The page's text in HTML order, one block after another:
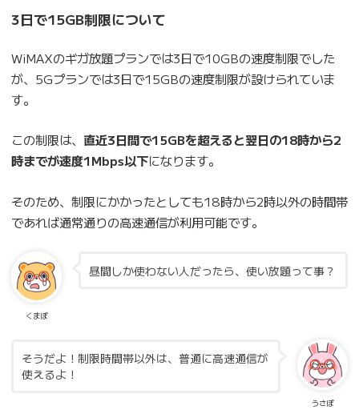
3日で15GB制限について
WiMAXのギガ放題プランでは3日で10GBの速度制限でした
が、5Gプランでは3日で15GBの速度制限が設けられていま
す。
この制限は、 直近3日間で15GBを超えると翌日の18時から2
時までが速度1Mbps以下になります。
そのため、制限にかかったとしても18時から2時以外の時間帯
であれば通常通りの高速通信が利用可能です。
くまぽ
昼間しか使わない人だったら、使い放題って事？
うさぽ
そうだよ！制限時間帯以外は、普通に高速通信が
使えるよ！